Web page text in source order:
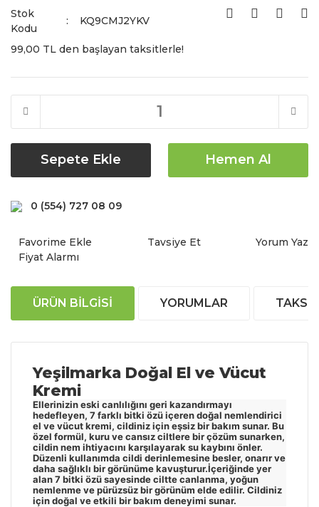
Stok
Kodu
KQ9CMJ2YKV
99,00 TL den başlayan taksitlerle!
Sepete Ekle Hemen Al
0 (554) 727 08 09
Tavsiye Et
Yorum Yaz
Fiyat Alarmı
ÜRÜN BILGISI YORUMLAR
Yeşilmarka Doğal El ve Vücut
Kremi
Ellerinizin eski canlılığını geri kazandırmayı
hedefleyen, 7 farklı bitki özü içeren doğal nemlendirici
el ve vücut kremi, cildiniz için eşsiz bir bakım sunar. Bu
özel formül, kuru ve cansız ciltlere bir çözüm sunarken,
cildin nem ihtiyacını karşılayarak su kaybını önler.
Düzenli kullanımda cildi derinlemesine besler, onarır ve
daha sağlıklı bir görünüme kavuşturur.İçeriğinde yer
alan 7 bitki özü sayesinde ciltte canlanma, yoğun
nemlenme ve pürüzsüz bir görünüm elde edilir. Cildiniz
için doğal ve etkili bir bakım deneyimi sunar.